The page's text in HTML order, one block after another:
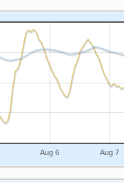
Aug 6 Aug 7